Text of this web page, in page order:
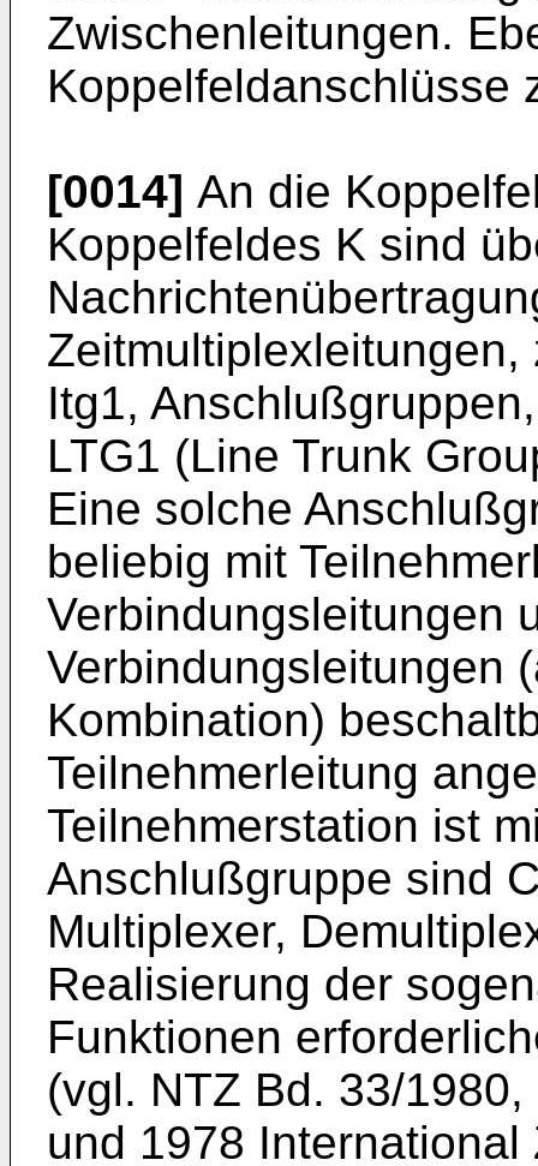
Zwischenleitungen.
Koppelfeldanschlüsse
[0014] An die
Koppelfeldes K sind
Itg1,
LTG1 (Line Trunk
Eine solche
beliebig mit
Verbindungsleitungen
Verbindungsleitungen
Kombination)
Teilnehmerleitung
Teilnehmerstation ist
Anschlußgruppe sind
Multiplexer,
Realisierung der
Funktionen
(vgl. NTZ Bd. 33/
und 1978